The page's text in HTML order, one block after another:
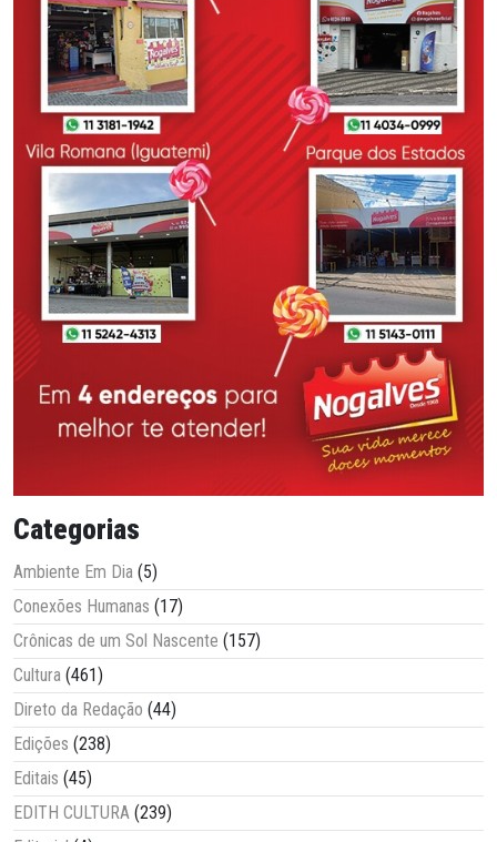
Categorias
Ambiente Em Dia (5)
Conexões Humanas (17)
Crônicas de um Sol Nascente (157)
Cultura (461)
Direto da Redação (44)
Edições (238)
Editais (45)
EDITH CULTURA (239)